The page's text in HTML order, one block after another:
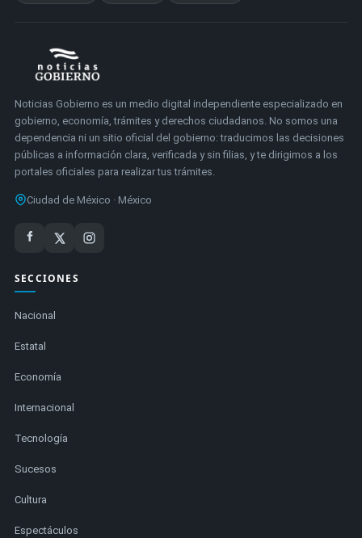
Noticias Gobierno es un medio digital independiente especializado en
gobierno, economía, trámites y derechos ciudadanos. No somos una
dependencia ni un sitio oficial del gobierno: traducimos las decisiones
públicas a información clara, verificada y sin filias, y te dirigimos a los
portales oficiales para realizar tus trámites.
Ciudad de México · México
SECCIONES
Nacional
Estatal
Economía
Internacional
Tecnología
Sucesos
Cultura
Espectáculos